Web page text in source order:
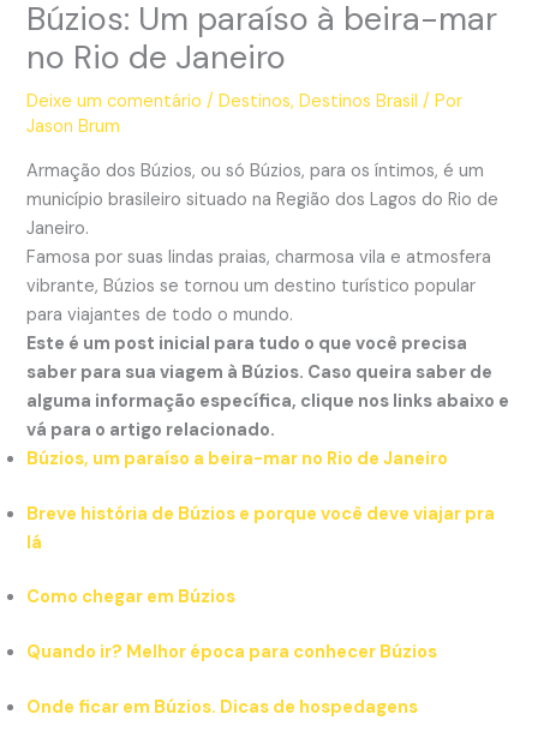
Búzios: Um paraíso à beira-mar
no Rio de Janeiro
Deixe um comentário /Destinos,Destinos Brasil / Por
Jason Brum
Armação dos Búzios, ou só Búzios, para os íntimos, é um
município brasileiro situado na Região dos Lagos do Rio de
Janeiro.
Famosa por suas lindas praias, charmosa vila e atmosfera
vibrante, Búzios se tornou um destino turístico popular
para viajantes de todo o mundo.
Este é um post inicial para tudo o que você precisa
saber para sua viagem à Búzios. Caso queira saber de
alguma informação específica, clique nos links abaixo e
vá para o artigo relacionado.
Búzios, um paraíso a beira-mar no Rio de Janeiro
Breve história de Búzios e porque você deve viajar pra
lá
Como chegar em Búzios
Quando ir? Melhor época para conhecer Búzios
Onde ficar em Búzios. Dicas de hospedagens